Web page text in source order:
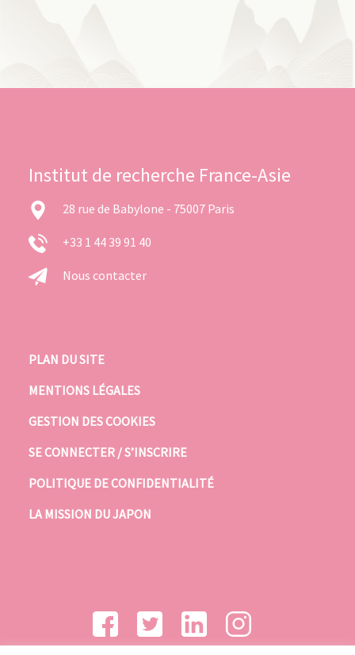
Institut de recherche France-Asie
28 rue de Babylone - 75007 Paris
+33 1 44 39 91 40
Nous contacter
PLAN DU SITE
MENTIONS LÉGALES
GESTION DES COOKIES
SE CONNECTER / S’INSCRIRE
POLITIQUE DE CONFIDENTIALITÉ
LA MISSION DU JAPON